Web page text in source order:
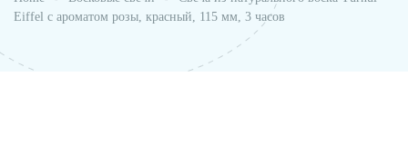
Eiffel с ароматом розы, красный, 115 мм, 3 часов